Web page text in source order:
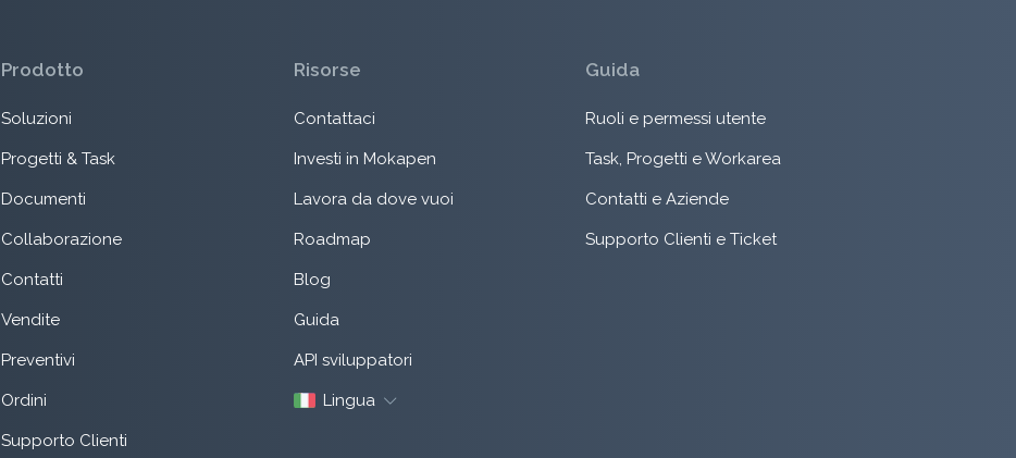
Prodotto
Soluzioni
Progetti & Task
Documenti
Collaborazione
Contatti
Vendite
Preventivi
Ordini
Supporto Clienti
Risorse
Contattaci
Investi in Mokapen
Lavora da dove vuoi
Roadmap
Blog
Guida
API sviluppatori
Lingua
Guida
Ruoli e permessi utente
Task, Progetti e Workarea
Contatti e Aziende
Supporto Clienti e Ticket